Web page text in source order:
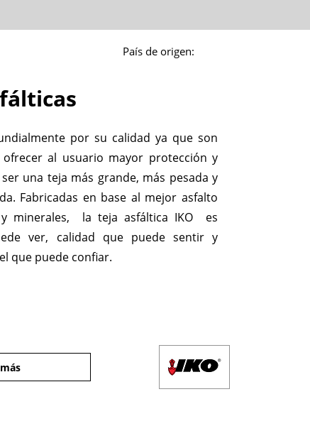
País de origen:
por su calidad ya que son
ofrecer al usuario mayor protección y
una teja más grande, más pesada y
Fabricadas en base al mejor asfalto
minerales, la teja asfáltica IKO es
ver, calidad que puede sentir y
que puede confiar.